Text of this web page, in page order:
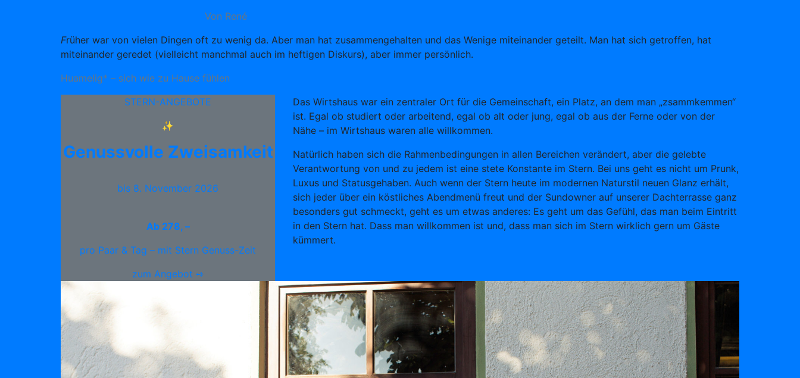
Von René
Früher war von vielen Dingen oft zu wenig da. Aber man hat zusammengehalten und das Wenige miteinander geteilt. Man hat sich getroffen, hat
miteinander geredet (vielleicht manchmal auch im heftigen Diskurs), aber immer persönlich.
Huamelig* – sich wie zu Hause fühlen
STERN-ANGEBOTE
✨
Genussvolle Zweisamkeit
bis 8. November 2026
Ab 278, –
pro Paar & Tag – mit Stern Genuss-Zeit
zum Angebot ➺
Das Wirtshaus war ein zentraler Ort für die Gemeinschaft, ein Platz, an dem man „zsammkemmen“
ist. Egal ob studiert oder arbeitend, egal ob alt oder jung, egal ob aus der Ferne oder von der
Nähe – im Wirtshaus waren alle willkommen.
Natürlich haben sich die Rahmenbedingungen in allen Bereichen verändert, aber die gelebte
Verantwortung von und zu jedem ist eine stete Konstante im Stern. Bei uns geht es nicht um Prunk,
Luxus und Statusgehaben. Auch wenn der Stern heute im modernen Naturstil neuen Glanz erhält,
sich jeder über ein köstliches Abendmenü freut und der Sundowner auf unserer Dachterrasse ganz
besonders gut schmeckt, geht es um etwas anderes: Es geht um das Gefühl, das man beim Eintritt
in den Stern hat. Dass man willkommen ist und, dass man sich im Stern wirklich gern um Gäste
kümmert.